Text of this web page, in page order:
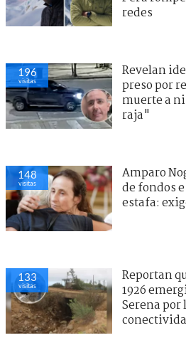
redes
196
visitas
Revelan
preso por
muerte a
raja"
148
visitas
Amparo
de fondos
estafa:
133
visitas
Reportan
1926
Serena